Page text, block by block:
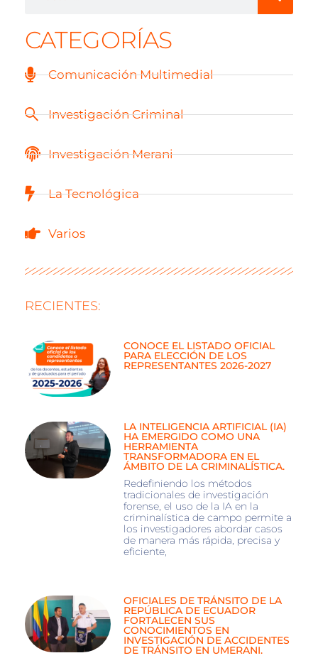
CATEGORÍAS
Comunicación Multimedial
Investigación Criminal
Investigación Merani
La Tecnológica
Varios
RECIENTES:
CONOCE EL LISTADO OFICIAL
PARA ELECCIÓN DE LOS
REPRESENTANTES 2026-2027
LA INTELIGENCIA ARTIFICIAL (IA)
HA EMERGIDO COMO UNA
HERRAMIENTA
TRANSFORMADORA EN EL
ÁMBITO DE LA CRIMINALÍSTICA.
Redefiniendo los métodos
tradicionales de investigación
forense, el uso de la IA en la
criminalística de campo permite a
los investigadores abordar casos
de manera más rápida, precisa y
eficiente,
OFICIALES DE TRÁNSITO DE LA
REPÚBLICA DE ECUADOR
FORTALECEN SUS
CONOCIMIENTOS EN
INVESTIGACIÓN DE ACCIDENTES
DE TRÁNSITO EN UMERANI.